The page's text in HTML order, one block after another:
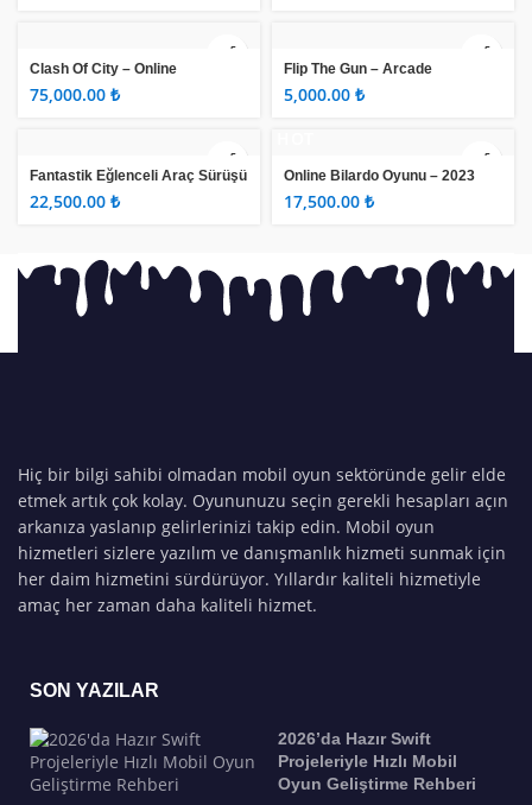
Clash Of City – Online
Multiplayer Game
₺
Flip The Gun – Arcade
₺
Fantastik Eğlenceli Araç Sürüşü
₺
Online Bilardo Oyunu – 2023
₺
Hiç bir bilgi sahibi olmadan mobil oyun sektöründe gelir elde
etmek artık çok kolay. Oyununuzu seçin gerekli hesapları açın
arkanıza yaslanıp gelirlerinizi takip edin. Mobil oyun
hizmetleri sizlere yazılım ve danışmanlık hizmeti sunmak için
her daim hizmetini sürdürüyor. Yıllardır kaliteli hizmetiyle
amaç her zaman daha kaliteli hizmet.
SON YAZILAR
2026’da Hazır Swift
Projeleriyle Hızlı Mobil
Oyun Geliştirme Rehberi